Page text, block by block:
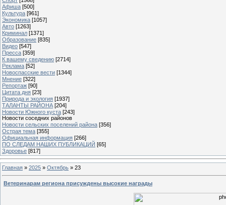
Афиша [500]
Культура [961]
Экономика [1057]
Авто [1263]
Криминал [1371]
Образование [835]
Видео [547]
Пресса [359]
К вашему сведению [2714]
Реклама [52]
Новоспасские вести [1344]
Мнение [322]
Репортаж [90]
Цитата дня [23]
Природа и экология [1937]
ТАЛАНТЫ РАЙОНА [204]
Новости Южного куста [243]
Новости соседних районов
Новости сельских поселений района [356]
Острая тема [355]
Официальная информация [266]
ПО СЛЕДАМ НАШИХ ПУБЛИКАЦИЙ [65]
Здоровье [817]
Главная » 2025 » Октябрь » 23
Ветеринарам региона присуждены высокие награды